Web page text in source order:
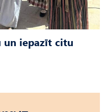
un iepazīt citu